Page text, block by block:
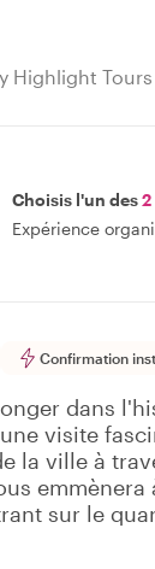
Highlight Tours
Choisis l'un des2
Expérience
Confirmation
dans
visite
la ville à
emmènera
sur le